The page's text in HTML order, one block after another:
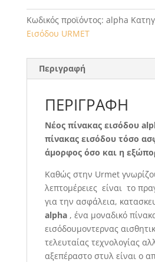
Κωδικός προϊόντος: alpha
Εισόδου URMET
Περιγραφή
ΠΕΡΙΓΡΑΦΉ
Νέος πίνακας εισόδου
πίνακας εισόδου τόσο
άμορφος όσο και η
Καθώς στην Urmet
λεπτομέρειες είναι το
για την ασφάλεια,
alpha, ένα μοναδικό
εισόδουμοντερνας
τελευταίας τεχνολογίας
αξεπέραστο στυλ είναι ο